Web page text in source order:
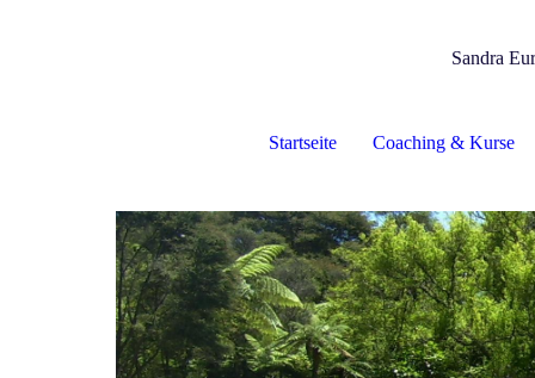
Sandra
Startseite Coaching & Kurse